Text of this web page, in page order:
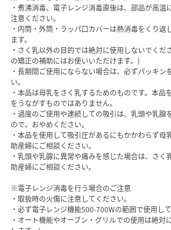
・煮沸消毒、電子レンジ消毒直後は、部品が高温
注意ください。
・内筒・外筒・ラッパ口カバーは熱消毒をくり返
ます。
・さく乳以外の目的では絶対に使用しないでくだ
の矯正の補助にはお使いいただけます。)
・長期間ご使用にならない場合は、必ずパッキン
い。
・本品は母乳をさく乳するためのものです。本品
をうながすものではありません。
・過度のご使用や連続しての吸引は、乳頭や乳腺
ので、おやめください。
・本品を使用して吸引圧があるにもかかわらず母
助産婦にご相談ください。
・乳頭や乳腺に異常や痛みを感じた場合は、さく
助産婦にご相談ください。
※電子レンジ消毒を行う場合のご注意
・取扱時の火傷に注意してください。
・必ず電子レンジ機能500-700Wの範囲で使用して
・オート機能やオーブン・グリルでの使用は絶対